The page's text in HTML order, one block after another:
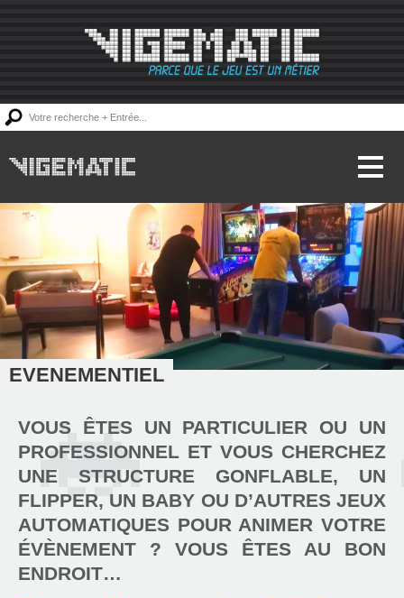
Locations
Ventes
Dépannages
Devis
Contact
EVENEMENTIEL
VOUS ÊTES UN PARTICULIER OU UN
PROFESSIONNEL ET VOUS CHERCHEZ
UNE STRUCTURE GONFLABLE, UN
FLIPPER, UN BABY OU D’AUTRES JEUX
AUTOMATIQUES POUR ANIMER VOTRE
ÉVÈNEMENT ? VOUS ÊTES AU BON
ENDROIT…